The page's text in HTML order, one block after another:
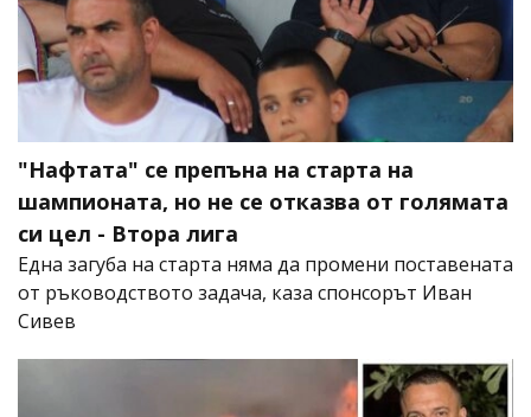
"Нафтата" се препъна на старта на
шампионата, но не се отказва от голямата
си цел - Втора лига
Една загуба на старта няма да промени поставената
от ръководството задача, каза спонсорът Иван
Сивев